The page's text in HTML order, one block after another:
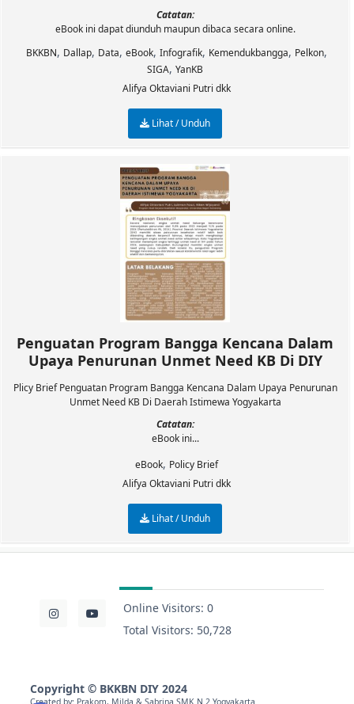
Catatan:
eBook ini dapat diunduh maupun dibaca secara online.
BKKBN, Dallap, Data, eBook, Infografik, Kemendukbangga, Pelkon,
SIGA, YanKB
Alifya Oktaviani Putri dkk
Lihat / Unduh
Penguatan Program Bangga Kencana Dalam
Upaya Penurunan Unmet Need KB Di DIY
Plicy Brief Penguatan Program Bangga Kencana Dalam Upaya Penurunan
Unmet Need KB Di Daerah Istimewa Yogyakarta
Catatan:
eBook ini...
eBook, Policy Brief
Alifya Oktaviani Putri dkk
Lihat / Unduh
Online Visitors:0
Total Visitors: 50,728
Copyright © BKKBN DIY 2024